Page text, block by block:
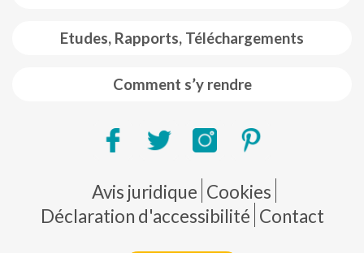
Etudes, Rapports, Téléchargements
Comment s’y rendre
Pie de página
Avis juridique Cookies
Déclaration d'accessibilité Contact